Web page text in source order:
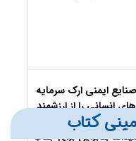
صنایع ایمنی ارک سرمایه
های انسانی را از ارزشمند
ترین سرمایه های خود
بنابراین برای جذب
کتاب